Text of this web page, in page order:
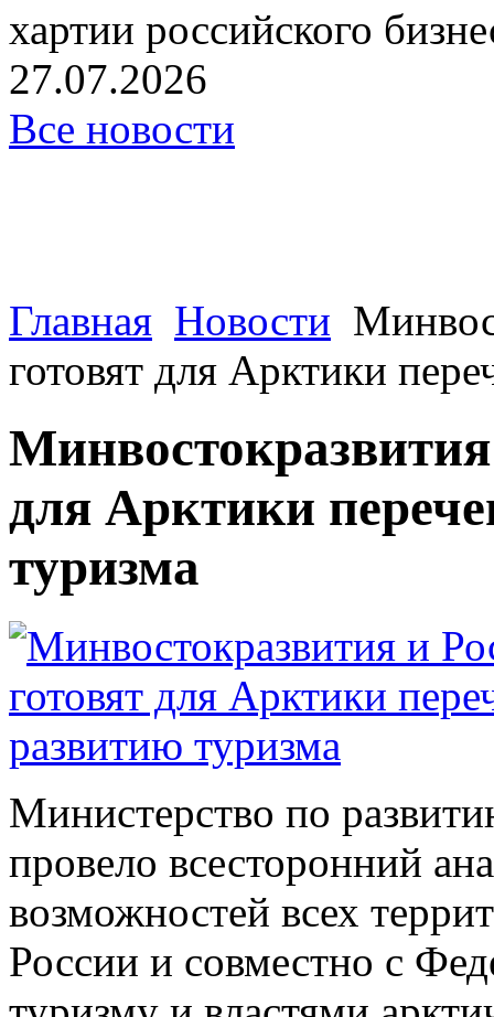
хартии российского
27.07.2026
Все новости
Главная Новости
готовят для Арктики
для Арктики
туризма
Министерство по
провело всесторонний
возможностей всех
России и совместно с